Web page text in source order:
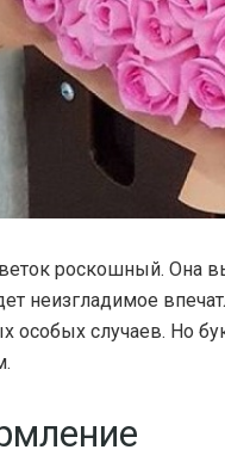
роскошный. Она
неизгладимое
особых случаев. Но